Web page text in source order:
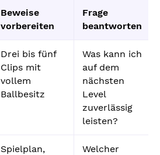
Beweise
vorbereiten
Frage
beantworten
Drei bis fünf
Clips mit
vollem
Ballbesitz
Was kann ich
auf dem
nächsten
Level
zuverlässig
leisten?
Spielplan,
Welcher